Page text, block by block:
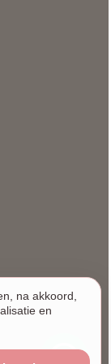
na akkoord,
en